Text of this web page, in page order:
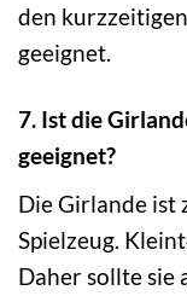
den
geeignet.
7. Ist die
geeignet?
Die Girlande ist
Spielzeug.
Daher sollte sie